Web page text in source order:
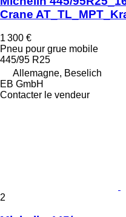
Crane
1 300 €
Pneu pour grue mobile
445/95 R25
Allemagne, Beselich
EB GmbH
Contacter le vendeur
2